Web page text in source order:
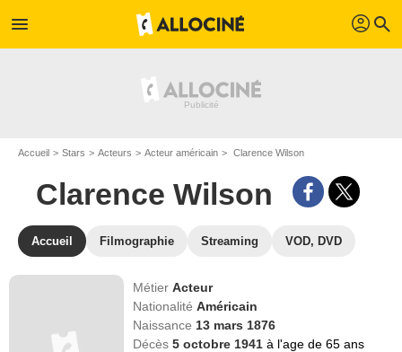
menu profil search
Accueil Stars Acteurs Acteur américain Clarence Wilson
Clarence Wilson
Accueil Filmographie Streaming VOD, DVD
MétierActeur
NationalitéAméricain
Naissance 13 mars 1876
Décès5 octobre 1941à l'age de 65 ans